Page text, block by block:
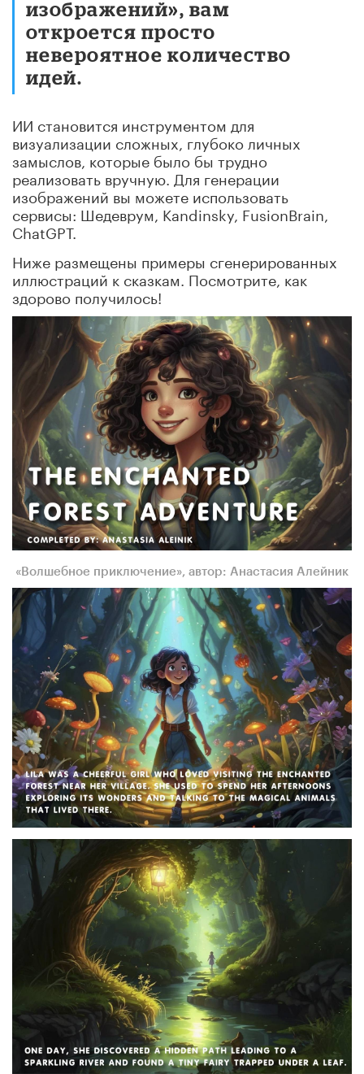
изображений», вам
откроется просто
невероятное количество
идей.
ИИ становится инструментом для
визуализации сложных, глубоко личных
замыслов, которые было бы трудно
реализовать вручную. Для генерации
изображений вы можете использовать
сервисы: Шедеврум, Kandinsky, FusionBrain,
ChatGPT.
Ниже размещены примеры сгенерированных
иллюстраций к сказкам. Посмотрите, как
здорово получилось!
«Волшебное приключение», автор: Анастасия Алейник